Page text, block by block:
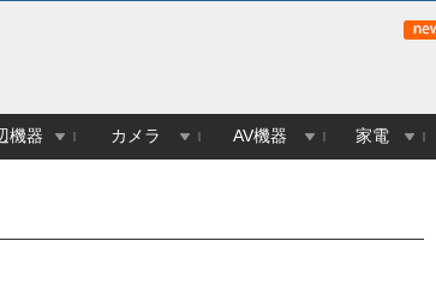
機器 カメラ AV機器 家電